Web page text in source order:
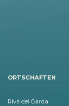
ORTSCHAFTEN
Riva del Garda